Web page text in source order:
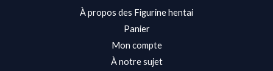
À propos des Figurine hentai
Panier
Mon compte
À notre sujet